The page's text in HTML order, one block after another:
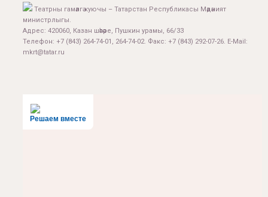
Театрны гамәлгә куючы – Татарстан Республикасы Мәдәният
министрлыгы.
Адрес: 420060, Казан шәһәре, Пушкин урамы, 66/33
Телефон: +7 (843) 264-74-01, 264-74-02. Факс: +7 (843) 292-07-26. E-Mail:
mkrt@tatar.ru
Решаем вместе